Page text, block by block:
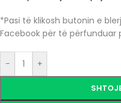
*Pasi të klikosh butonin e
Facebook për të përfunduar
- +